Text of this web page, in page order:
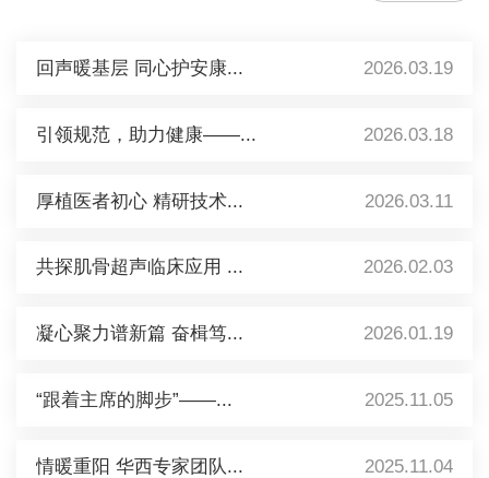
回声暖基层 同心护安康... 2026.03.19
引领规范，助力健康——... 2026.03.18
厚植医者初心 精研技术... 2026.03.11
共探肌骨超声临床应用 ... 2026.02.03
凝心聚力谱新篇 奋楫笃... 2026.01.19
“跟着主席的脚步”——... 2025.11.05
情暖重阳 华西专家团队... 2025.11.04